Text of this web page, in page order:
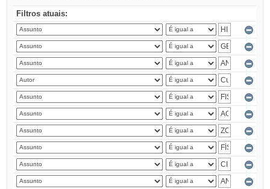
Filtros atuais: